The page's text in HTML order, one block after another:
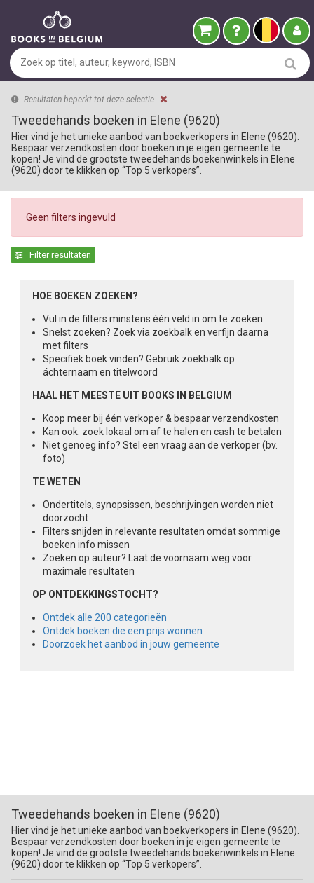
Resultaten beperkt tot deze selectie
Tweedehands boeken in Elene (9620)
Hier vind je het unieke aanbod van boekverkopers in Elene (9620).
Bespaar verzendkosten door boeken in je eigen gemeente te
kopen! Je vind de grootste tweedehands boekenwinkels in Elene
(9620) door te klikken op “Top 5 verkopers”.
Geen filters ingevuld
Filter resultaten
HOE BOEKEN ZOEKEN?
Vul in de filters minstens één veld in om te zoeken
Snelst zoeken? Zoek via zoekbalk en verfijn daarna
met filters
Specifiek boek vinden? Gebruik zoekbalk op
áchternaam en titelwoord
HAAL HET MEESTE UIT BOOKS IN BELGIUM
Koop meer bij één verkoper & bespaar verzendkosten
Kan ook: zoek lokaal om af te halen en cash te betalen
Niet genoeg info? Stel een vraag aan de verkoper (bv.
foto)
TE WETEN
Ondertitels, synopsissen, beschrijvingen worden niet
doorzocht
Filters snijden in relevante resultaten omdat sommige
boeken info missen
Zoeken op auteur? Laat de voornaam weg voor
maximale resultaten
OP ONTDEKKINGSTOCHT?
Ontdek alle 200 categorieën
Ontdek boeken die een prijs wonnen
Doorzoek het aanbod in jouw gemeente
Tweedehands boeken in Elene (9620)
Hier vind je het unieke aanbod van boekverkopers in Elene (9620).
Bespaar verzendkosten door boeken in je eigen gemeente te
kopen! Je vind de grootste tweedehands boekenwinkels in Elene
(9620) door te klikken op “Top 5 verkopers”.